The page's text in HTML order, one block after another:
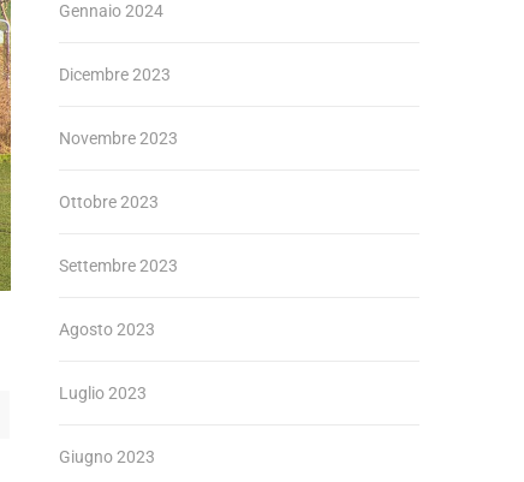
Gennaio 2024
Dicembre 2023
Novembre 2023
Ottobre 2023
Settembre 2023
Agosto 2023
Luglio 2023
Giugno 2023